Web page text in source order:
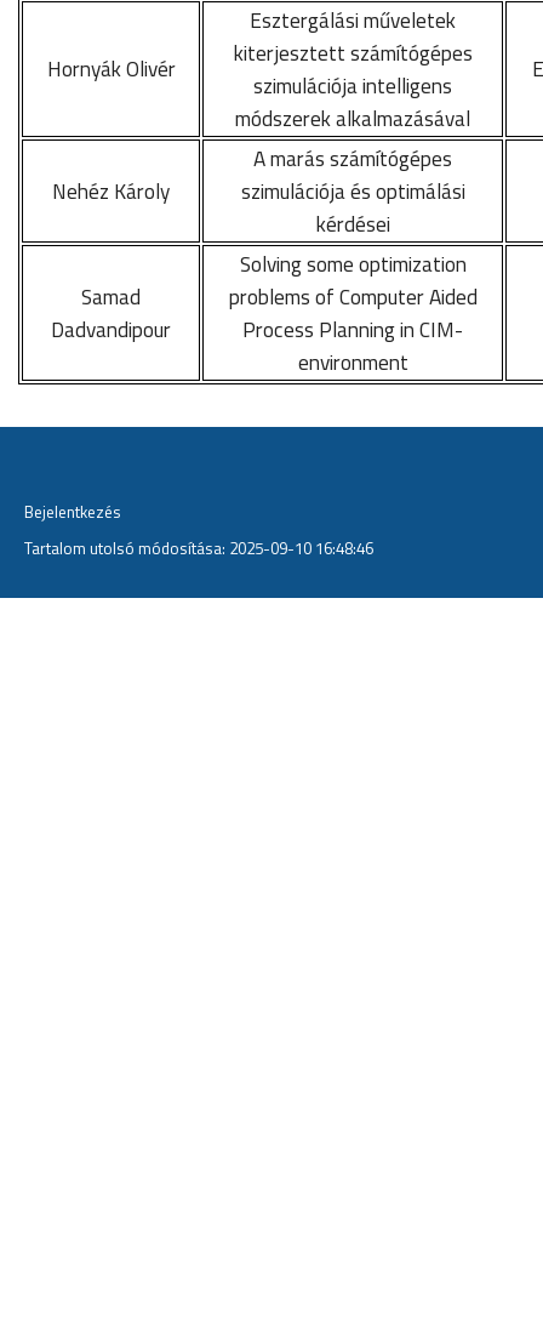
Hornyák Olivér
Esztergálási műveletek
kiterjesztett számítógépes
szimulációja intelligens
módszerek alkalmazásával
Nehéz Károly
A marás számítógépes
szimulációja és optimálási
kérdései
Samad
Dadvandipour
Solving some optimization
problems of Computer Aided
Process Planning in CIM-
environment
Bejelentkezés
Tartalom utolsó módosítása: 2025-09-10 16:48:46